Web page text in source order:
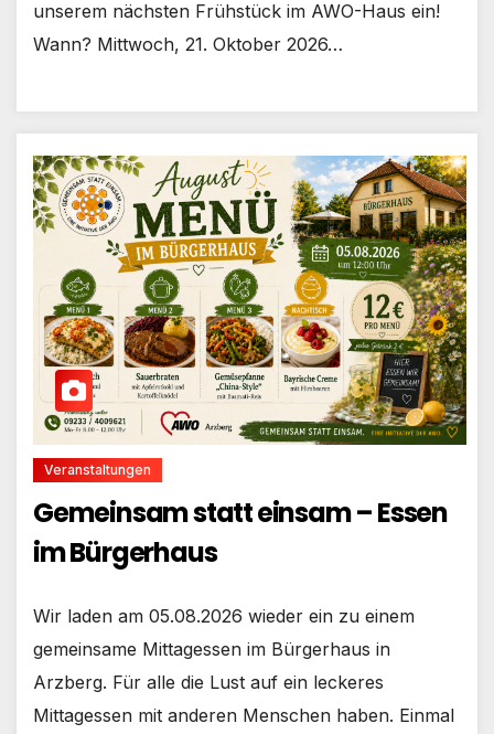
unserem nächsten Frühstück im AWO-Haus ein!
Wann? Mittwoch, 21. Oktober 2026…
Veranstaltungen
Gemeinsam statt einsam – Essen
im Bürgerhaus
Wir laden am 05.08.2026 wieder ein zu einem
gemeinsame Mittagessen im Bürgerhaus in
Arzberg. Für alle die Lust auf ein leckeres
Mittagessen mit anderen Menschen haben. Einmal